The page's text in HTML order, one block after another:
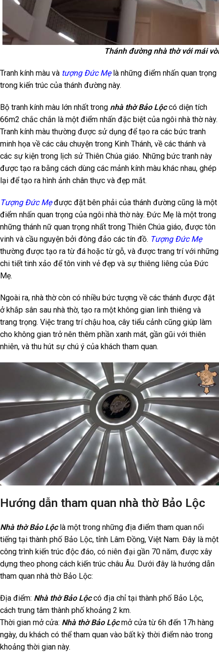
Thánh đường nhà thờ với mái
Tranh kính màu và tượng Đức Mẹlà những điểm nhấn quan trọng
trong kiến trúc của thánh đường này.
Bộ tranh kính màu lớn nhất trong nhà thờ Bảo Lộccó diện tích
66m2 chắc chắn là một điểm nhấn đặc biệt của ngôi nhà thờ này.
Tranh kính màu thường được sử dụng để tạo ra các bức tranh
minh họa về các câu chuyện trong Kinh Thánh, về các thánh và
các sự kiện trong lịch sử Thiên Chúa giáo. Những bức tranh này
được tạo ra bằng cách dùng các mảnh kính màu khác nhau, ghép
lại để tạo ra hình ảnh chân thực và đẹp mắt.
Tượng Đức Mẹđược đặt bên phải của thánh đường cũng là một
điểm nhấn quan trọng của ngôi nhà thờ này. Đức Mẹ là một trong
những thánh nữ quan trọng nhất trong Thiên Chúa giáo, được tôn
vinh và cầu nguyện bởi đông đảo các tín đồ. Tượng Đức Mẹ
thường được tạo ra từ đá hoặc từ gỗ, và được trang trí với những
chi tiết tinh xảo để tôn vinh vẻ đẹp và sự thiêng liêng của Đức
Mẹ.
Ngoài ra, nhà thờ còn có nhiều bức tượng về các thánh được đặt
ở khắp sân sau nhà thờ, tạo ra một không gian linh thiêng và
trang trọng. Việc trang trí chậu hoa, cây tiểu cảnh cũng giúp làm
cho không gian trở nên thêm phần xanh mát, gần gũi với thiên
nhiên, và thu hút sự chú ý của khách tham quan.
Hướng dẫn tham quan nhà thờ Bảo Lộc
Nhà thờ Bảo Lộclà một trong những địa điểm tham quan nổi
tiếng tại thành phố Bảo Lộc, tỉnh Lâm Đồng, Việt Nam. Đây là một
công trình kiến trúc độc đáo, có niên đại gần 70 năm, được xây
dựng theo phong cách kiến trúc châu Âu. Dưới đây là hướng dẫn
tham quan nhà thờ Bảo Lộc:
Địa điểm: Nhà thờ Bảo Lộccó địa chỉ tại thành phố Bảo Lộc,
cách trung tâm thành phố khoảng 2 km.
Thời gian mở cửa: Nhà thờ Bảo Lộcmở cửa từ 6h đến 17h hàng
ngày, du khách có thể tham quan vào bất kỳ thời điểm nào trong
khoảng thời gian này.